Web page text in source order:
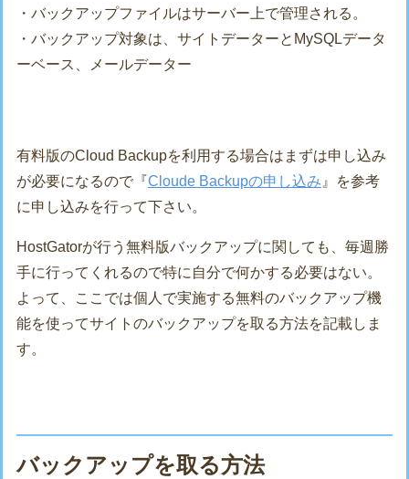
・バックアップファイルはサーバー上で管理される。
・バックアップ対象は、サイトデーターとMySQLデータ
ーベース、メールデーター
有料版のCloud Backupを利用する場合はまずは申し込み
が必要になるので『Cloude Backupの申し込み 』を参考
に申し込みを行って下さい。
HostGatorが行う無料版バックアップに関しても、毎週勝
手に行ってくれるので特に自分で何かする必要はない。
よって、ここでは個人で実施する無料のバックアップ機
能を使ってサイトのバックアップを取る方法を記載しま
す。
バックアップを取る方法